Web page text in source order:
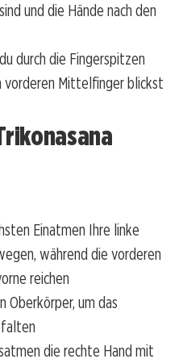
und die Hände nach den
durch die Fingerspitzen
vorderen Mittelfinger blickst
Einatmen Ihre linke
während die vorderen
reichen
Oberkörper, um das
die rechte Hand mit